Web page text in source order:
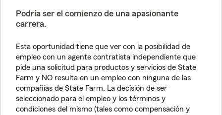
Podría ser el comienzo de una apasionante
carrera.
Esta oportunidad tiene que ver con la posibilidad de
empleo con un agente contratista independiente que
pide una solicitud para productos y servicios de State
Farm y NO resulta en un empleo con ninguna de las
compañías de State Farm. La decisión de ser
seleccionado para el empleo y los términos y
condiciones del mismo (tales como compensación y